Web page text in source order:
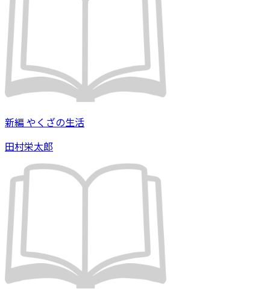
新編 やくざの生活
田村栄太郎